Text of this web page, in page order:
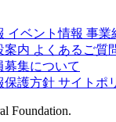
イベント情報 事業
案内 よくあるご質
募集について
保護方針 サイトポ
Foundation.